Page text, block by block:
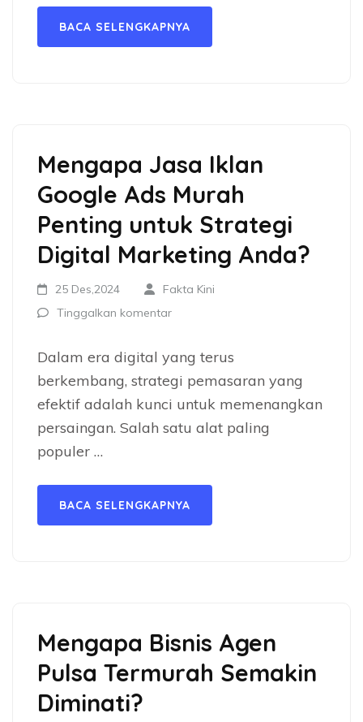
BACA SELENGKAPNYA
Mengapa Jasa Iklan
Google Ads Murah
Penting untuk Strategi
Digital Marketing Anda?
25 Des,2024
Fakta Kini
Tinggalkan komentar
Dalam era digital yang terus
berkembang, strategi pemasaran yang
efektif adalah kunci untuk memenangkan
persaingan. Salah satu alat paling
populer …
BACA SELENGKAPNYA
Mengapa Bisnis Agen
Pulsa Termurah Semakin
Diminati?